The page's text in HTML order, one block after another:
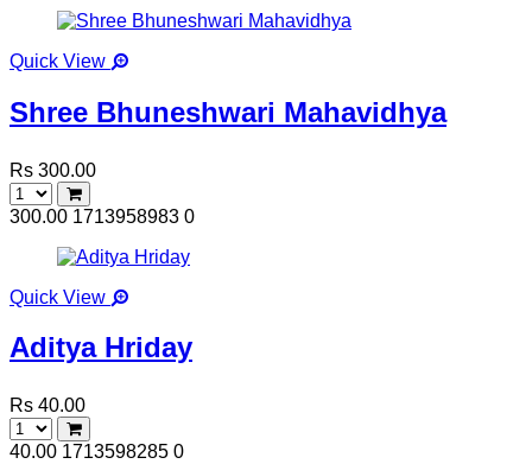
Quick View
Shree Bhuneshwari Mahavidhya
Rs 300.00
300.00 1713958983 0
Quick View
Aditya Hriday
Rs 40.00
40.00 1713598285 0